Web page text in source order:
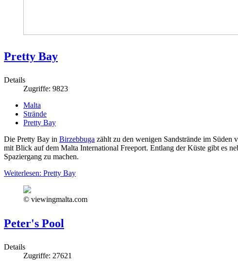
Pretty Bay
Details
Zugriffe: 9823
Malta
Strände
Pretty Bay
Die Pretty Bay in Birzebbuga zählt zu den wenigen Sandstrände im
mit Blick auf dem Malta International Freeport. Entlang der Küste gibt es
Spaziergang zu machen.
Weiterlesen: Pretty Bay
© viewingmalta.com
Peter's Pool
Details
Zugriffe: 27621